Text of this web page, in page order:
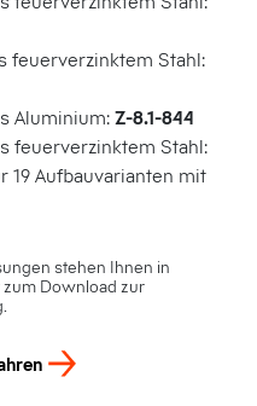
stehen Ihnen in
zum Download zur
feuerverzinktem Stahl:
Aluminium: Z-8.1-844
feuerverzinktem Stahl:
19 Aufbauvarianten mit